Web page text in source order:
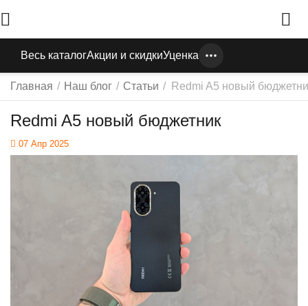
Весь каталогАкции и скидкиУценка
Главная / Наш блог / Статьи / Redmi A5 новый
Redmi A5 новый бюджетник
07 Апр 2025